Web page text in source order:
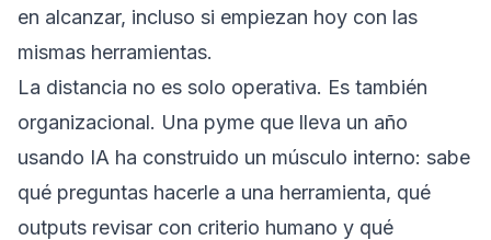
en alcanzar, incluso si empiezan hoy con las
mismas herramientas.
La distancia no es solo operativa. Es también
organizacional. Una pyme que lleva un año
usando IA ha construido un músculo interno: sabe
qué preguntas hacerle a una herramienta, qué
outputs revisar con criterio humano y qué